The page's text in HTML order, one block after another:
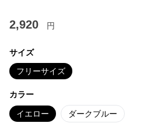
2,920 円
サイズ
フリーサイズ
カラー
イエロー ダークブルー